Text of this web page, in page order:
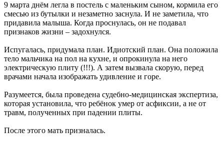
9 марта днём легла в постель с маленьким сыном, кормила его
смесью из бутылки и незаметно заснула. И не заметила, что
придавила малыша. Когда проснулась, он не подавал
признаков жизни – задохнулся.
Испугалась, придумала план. Идиотский план. Она положила
тело мальчика на пол на кухне, и опрокинула на него
электрическую плиту (!!!). А затем вызвала скорую, перед
врачами начала изображать удивление и горе.
Разумеется, была проведена судебно-медицинская экспертиза,
которая установила, что ребёнок умер от асфиксии, а не от
травм, полученных при падении плиты.
После этого мать призналась.